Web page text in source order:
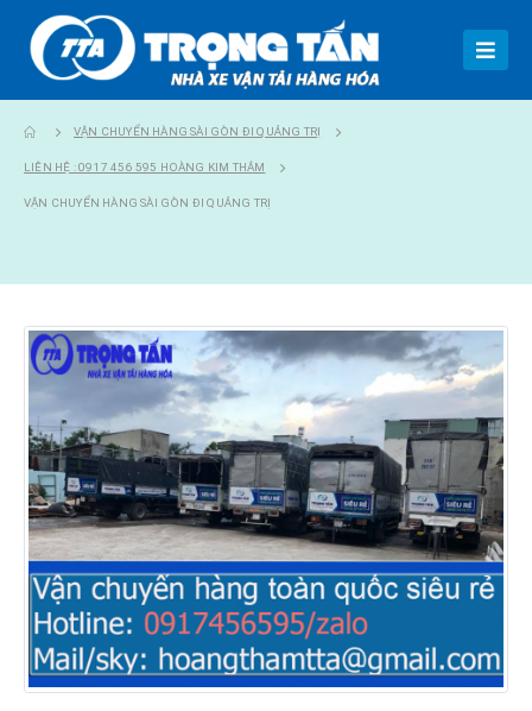
VẬN CHUYỂN HÀNG SÀI GÒN ĐI QUẢNG TRỊ
LIÊN HỆ : 0917 456 595 HOÀNG KIM THẮM
VẬN CHUYỂN HÀNG SÀI GÒN ĐI QUẢNG TRỊ